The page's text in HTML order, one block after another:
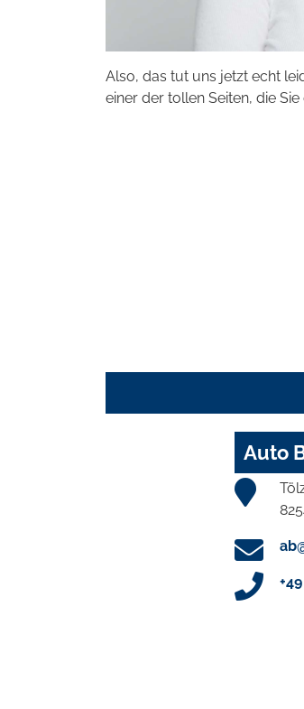
Also, das tut uns jetzt echt
einer der tollen Seiten, die
Auto